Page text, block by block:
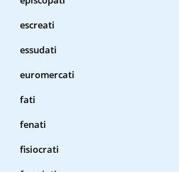
escreati
essudati
euromercati
fati
fenati
fisiocrati